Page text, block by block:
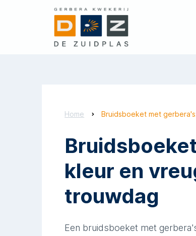
Home Bruidsboeket met
kleur en
trouwdag
Een bruidsboeket met